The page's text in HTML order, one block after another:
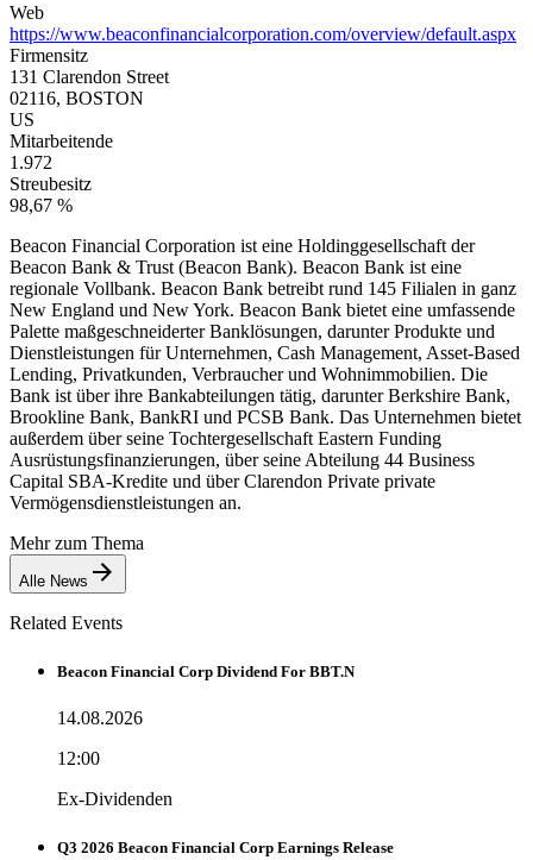
Web
https://www.beaconfinancialcorporation.com/overview/default.aspx
Firmensitz
131 Clarendon Street
02116, BOSTON
US
Mitarbeitende
1.972
Streubesitz
98,67 %
Beacon Financial Corporation ist eine Holdinggesellschaft der
Beacon Bank & Trust (Beacon Bank). Beacon Bank ist eine
regionale Vollbank. Beacon Bank betreibt rund 145 Filialen in ganz
New England und New York. Beacon Bank bietet eine umfassende
Palette maßgeschneiderter Banklösungen, darunter Produkte und
Dienstleistungen für Unternehmen, Cash Management, Asset-Based
Lending, Privatkunden, Verbraucher und Wohnimmobilien. Die
Bank ist über ihre Bankabteilungen tätig, darunter Berkshire Bank,
Brookline Bank, BankRI und PCSB Bank. Das Unternehmen bietet
außerdem über seine Tochtergesellschaft Eastern Funding
Ausrüstungsfinanzierungen, über seine Abteilung 44 Business
Capital SBA-Kredite und über Clarendon Private private
Vermögensdienstleistungen an.
Mehr zum Thema
Alle News
Related Events
Beacon Financial Corp Dividend For BBT.N
14.08.2026
12:00
Ex-Dividenden
Q3 2026 Beacon Financial Corp Earnings Release